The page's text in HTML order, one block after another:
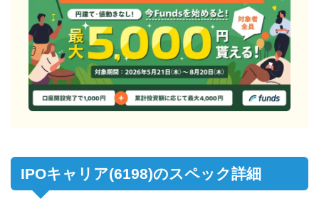
IPOキャリア(6198)のスペック詳細